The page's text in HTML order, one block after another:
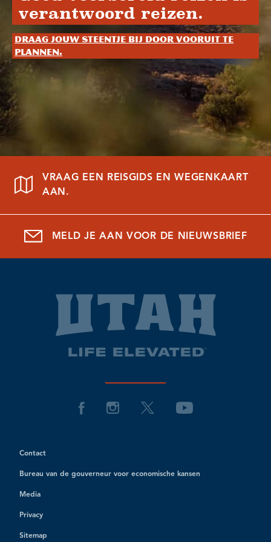
verantwoord reizen.
Draag jouw steentje bij door vooruit te
plannen.
VRAAG EEN REISGIDS EN WEGENKAART
AAN.
MELD JE AAN VOOR DE NIEUWSBRIEF
Contact
Bureau van de gouverneur voor economische kansen
Media
Privacy
Sitemap